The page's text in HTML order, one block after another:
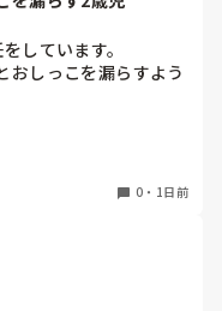
した。
台に座って、試してみ
お尻に痛みがきま
しています。
おしっこを漏らすよう
、特に寝かしつけの
い声で呼んだり私が
出したり、何回もトイ
つけの時にトイレに
0 ・ 1日前